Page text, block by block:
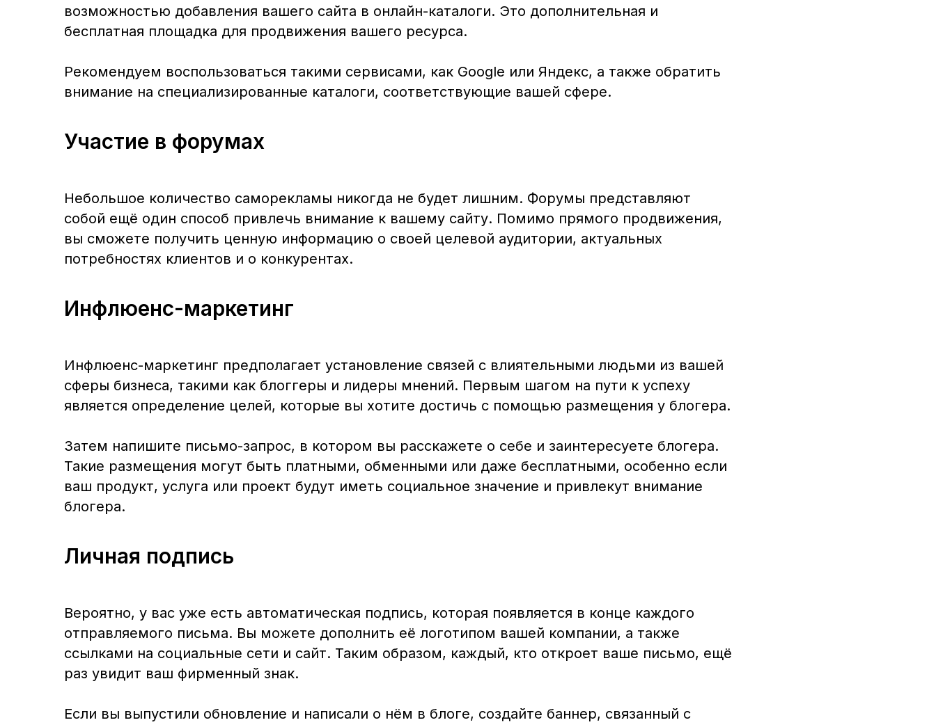
возможностью добавления вашего сайта в онлайн-каталоги. Это дополнительная и
бесплатная площадка для продвижения вашего ресурса.
Рекомендуем воспользоваться такими сервисами, как Google или Яндекс, а также обратить
внимание на специализированные каталоги, соответствующие вашей сфере.
Участие в форумах
Небольшое количество саморекламы никогда не будет лишним. Форумы представляют
собой ещё один способ привлечь внимание к вашему сайту. Помимо прямого продвижения,
вы сможете получить ценную информацию о своей целевой аудитории, актуальных
потребностях клиентов и о конкурентах.
Инфлюенс-маркетинг
Инфлюенс-маркетинг предполагает установление связей с влиятельными людьми из вашей
сферы бизнеса, такими как блоггеры и лидеры мнений. Первым шагом на пути к успеху
является определение целей, которые вы хотите достичь с помощью размещения у блогера.
Затем напишите письмо-запрос, в котором вы расскажете о себе и заинтересуете блогера.
Такие размещения могут быть платными, обменными или даже бесплатными, особенно если
ваш продукт, услуга или проект будут иметь социальное значение и привлекут внимание
блогера.
Личная подпись
Вероятно, у вас уже есть автоматическая подпись, которая появляется в конце каждого
отправляемого письма. Вы можете дополнить её логотипом вашей компании, а также
ссылками на социальные сети и сайт. Таким образом, каждый, кто откроет ваше письмо, ещё
раз увидит ваш фирменный знак.
Если вы выпустили обновление и написали о нём в блоге, создайте баннер, связанный с